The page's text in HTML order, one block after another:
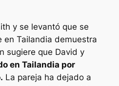
y se levantó que se
en Tailandia demuestra
sugiere que David y
en Tailandia por
La pareja ha dejado a